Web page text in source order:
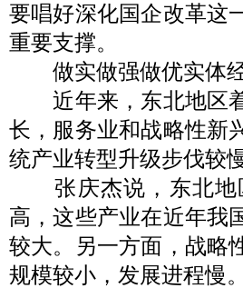
要唱好深化国企改革这
重要支撑。
做实做强做优实体经
近年来，东北地区着
长，服务业和战略性新
统产业转型升级步伐较
张庆杰说，东北地
高，这些产业在近年我
较大。另一方面，战略
规模较小，发展进程慢。